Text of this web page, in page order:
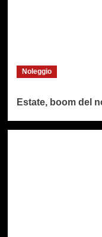
Noleggio
Estate, boom del